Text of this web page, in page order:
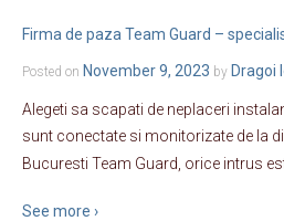
Firma de paza Team Guard –
Posted on November 9, 2023 by Dragoi
Alegeti sa scapati de neplaceri
sunt conectate si monitorizate de la
Bucuresti Team Guard, orice intrus
See more ›